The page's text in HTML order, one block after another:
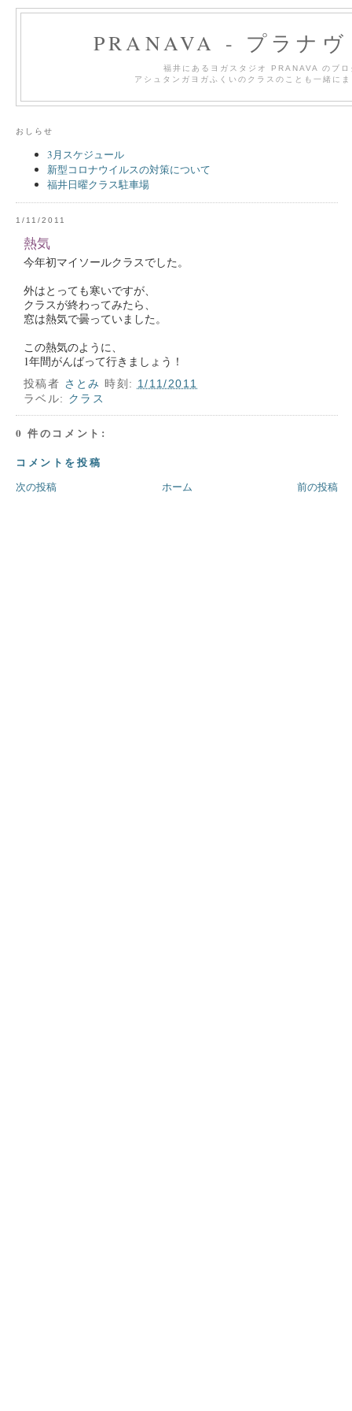
PRANAVA - プラナ
福井にあるヨガスタジオ PRANAVA のブロ
アシュタンガヨガふくいのクラスのことも一緒に
おしらせ
3月スケジュール
新型コロナウイルスの対策について
福井日曜クラス駐車場
1/11/2011
熱気
今年初マイソールクラスでした。
外はとっても寒いですが、
クラスが終わってみたら、
窓は熱気で曇っていました。
この熱気のように、
1年間がんばって行きましょう！
投稿者 さとみ 時刻: 1/11/2011
ラベル: クラス
0 件のコメント:
コメントを投稿
次の投稿 前の投稿
ホーム